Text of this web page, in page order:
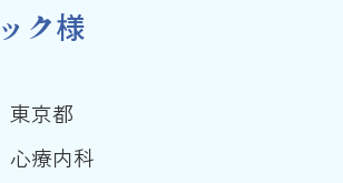
ク様
東京都
心療内科